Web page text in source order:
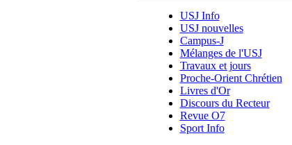
USJ Info
USJ nouvelles
Campus-J
Mélanges de l'USJ
Travaux et jours
Proche-Orient Chrétien
Livres d'Or
Discours du Recteur
Revue O7
Sport Info